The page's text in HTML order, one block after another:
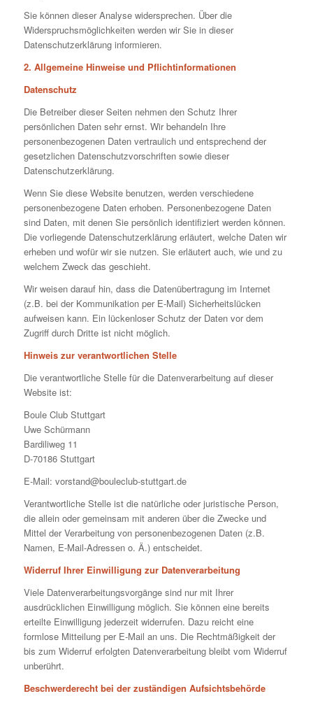
Sie können dieser Analyse widersprechen. Über die
Widerspruchsmöglichkeiten werden wir Sie in dieser
Datenschutzerklärung informieren.
2. Allgemeine Hinweise und Pflichtinformationen
Datenschutz
Die Betreiber dieser Seiten nehmen den Schutz Ihrer
persönlichen Daten sehr ernst. Wir behandeln Ihre
personenbezogenen Daten vertraulich und entsprechend der
gesetzlichen Datenschutzvorschriften sowie dieser
Datenschutzerklärung.
Wenn Sie diese Website benutzen, werden verschiedene
personenbezogene Daten erhoben. Personenbezogene Daten
sind Daten, mit denen Sie persönlich identifiziert werden können.
Die vorliegende Datenschutzerklärung erläutert, welche Daten wir
erheben und wofür wir sie nutzen. Sie erläutert auch, wie und zu
welchem Zweck das geschieht.
Wir weisen darauf hin, dass die Datenübertragung im Internet
(z.B. bei der Kommunikation per E-Mail) Sicherheitslücken
aufweisen kann. Ein lückenloser Schutz der Daten vor dem
Zugriff durch Dritte ist nicht möglich.
Hinweis zur verantwortlichen Stelle
Die verantwortliche Stelle für die Datenverarbeitung auf dieser
Website ist:
Boule Club Stuttgart
Uwe Schürmann
Bardiliweg 11
D-70186 Stuttgart
E-Mail: vorstand@bouleclub-stuttgart.de
Verantwortliche Stelle ist die natürliche oder juristische Person,
die allein oder gemeinsam mit anderen über die Zwecke und
Mittel der Verarbeitung von personenbezogenen Daten (z.B.
Namen, E-Mail-Adressen o. Ä.) entscheidet.
Widerruf Ihrer Einwilligung zur Datenverarbeitung
Viele Datenverarbeitungsvorgänge sind nur mit Ihrer
ausdrücklichen Einwilligung möglich. Sie können eine bereits
erteilte Einwilligung jederzeit widerrufen. Dazu reicht eine
formlose Mitteilung per E-Mail an uns. Die Rechtmäßigkeit der
bis zum Widerruf erfolgten Datenverarbeitung bleibt vom Widerruf
unberührt.
Beschwerderecht bei der zuständigen Aufsichtsbehörde